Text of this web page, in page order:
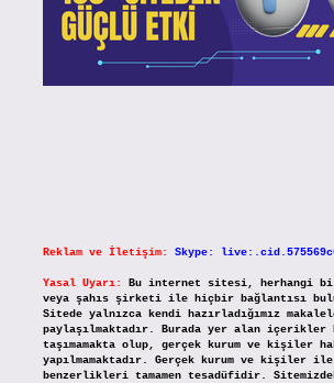
Reklam ve İletişim: Skype:
Yasal Uyarı:
Bu internet sitesi, herhangi bir
veya şahıs şirketi ile hiçbir bağlantısı
Sitede yalnızca kendi hazırladığımız
paylaşılmaktadır. Burada yer alan
taşımamakta olup, gerçek kurum ve kişiler
yapılmamaktadır. Gerçek kurum ve kişiler
benzerlikleri tamamen tesadüfidir.